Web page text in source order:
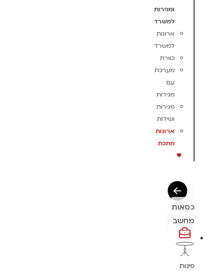
ומגירות
למשרד
ארונות
למשרד
כוורת
מערכת
עם
מגירות
מגירות
ושידות
ארונות
מתכת
כסאות
מחשב
פינות